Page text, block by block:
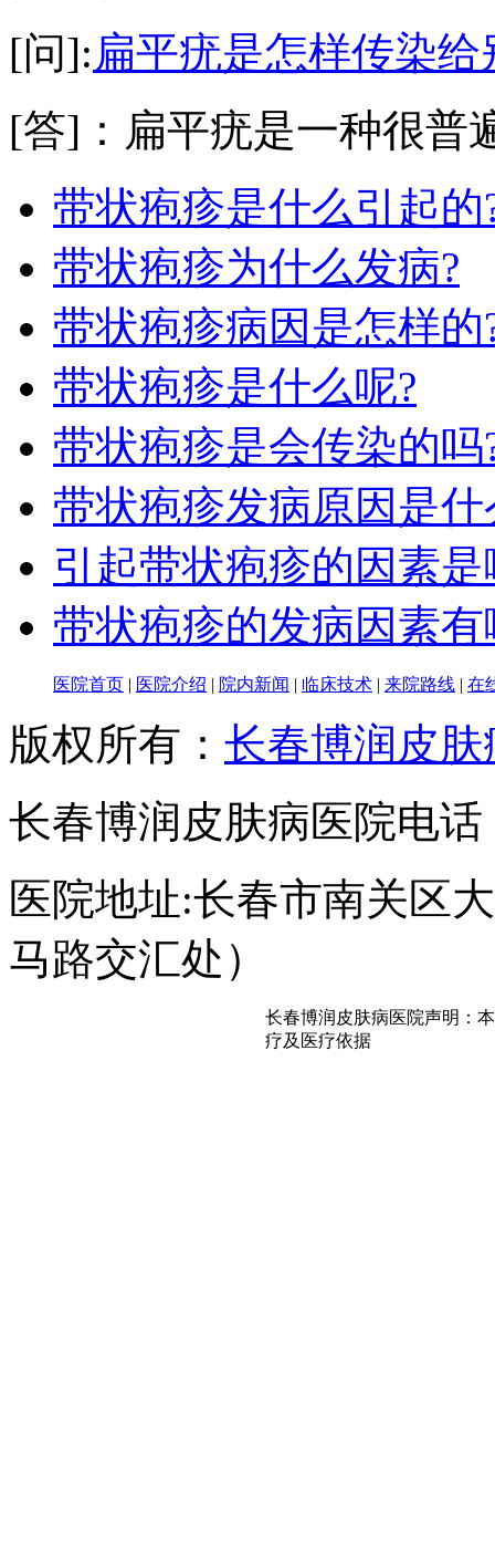
[问]:扁平疣是怎样传染给
[答]：扁平疣是一种很普
带状疱疹是什么引起的
带状疱疹为什么发病?
带状疱疹病因是怎样的
带状疱疹是什么呢?
带状疱疹是会传染的吗
带状疱疹发病原因是什
引起带状疱疹的因素是
带状疱疹的发病因素有
医院首页 | 医院介绍 | 院内新闻 | 临床技术 | 来院路线 | 在
版权所有： 长春博润皮肤
长春博润皮肤病医院电话
医院地址:长春市南关区
马路交汇处）
长春博润皮肤病医院声明：
疗及医疗依据